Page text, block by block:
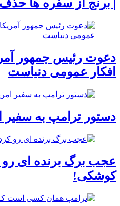
| برنج از سفره ها
دعوت رئیس جمهور
افکار عمومی دنیاست
دستور ترامپ به سفیر
عجب برگ برنده ای
کوشکی!